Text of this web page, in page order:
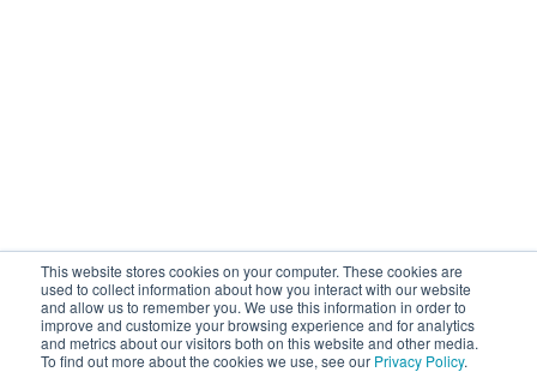
This website stores cookies on your computer. These cookies are
used to collect information about how you interact with our website
and allow us to remember you. We use this information in order to
improve and customize your browsing experience and for analytics
and metrics about our visitors both on this website and other media.
To find out more about the cookies we use, see our Privacy Policy.
content & additional services.
Login